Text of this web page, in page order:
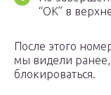
“ОК” в
После этого
мы видели ранее,
блокироваться.